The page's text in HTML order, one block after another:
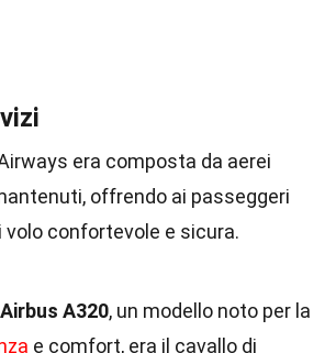
era composta da aerei
offrendo ai passeggeri
volo confortevole e sicura.
A320, un modello noto per la
e comfort, era il cavallo di